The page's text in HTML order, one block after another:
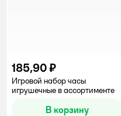
185,90 ₽
Игровой набор часы
игрушечные в ассортименте
В корзину